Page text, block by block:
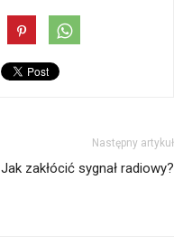
Następny artykuł
Jak zakłócić sygnał radiowy?